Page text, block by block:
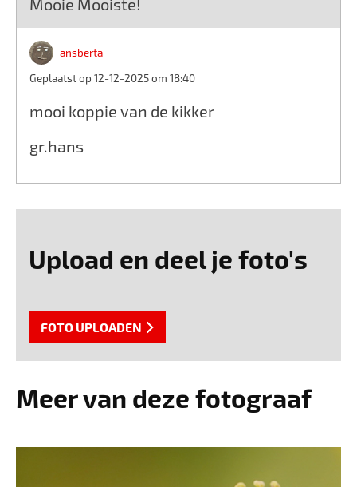
ansberta
Geplaatst op 12-12-2025 om 18:40
mooi koppie van de kikker
gr.hans
Upload en deel je foto's
FOTO UPLOADEN
Meer van deze fotograaf